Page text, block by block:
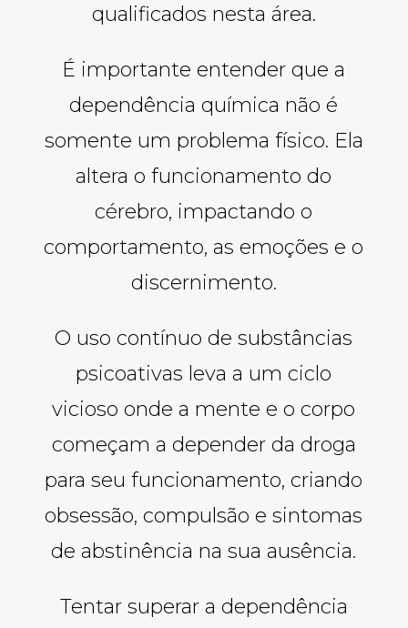
qualificados nesta área.
É importante entender que a
dependência química não é
somente um problema físico. Ela
altera o funcionamento do
cérebro, impactando o
comportamento, as emoções e o
discernimento.
O uso contínuo de substâncias
psicoativas leva a um ciclo
vicioso onde a mente e o corpo
começam a depender da droga
para seu funcionamento, criando
obsessão, compulsão e sintomas
de abstinência na sua ausência.
Tentar superar a dependência